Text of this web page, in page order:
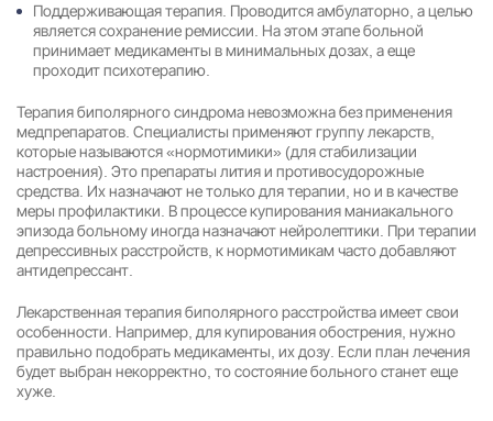
Поддерживающая терапия. Проводится амбулаторно, а целью
является сохранение ремиссии. На этом этапе больной
принимает медикаменты в минимальных дозах, а еще
проходит психотерапию.
Терапия биполярного синдрома невозможна без применения
медпрепаратов. Специалисты применяют группу лекарств,
которые называются «нормотимики» (для стабилизации
настроения). Это препараты лития и противосудорожные
средства. Их назначают не только для терапии, но и в качестве
меры профилактики. В процессе купирования маниакального
эпизода больному иногда назначают нейролептики. При терапии
депрессивных расстройств, к нормотимикам часто добавляют
антидепрессант.
Лекарственная терапия биполярного расстройства имеет свои
особенности. Например, для купирования обострения, нужно
правильно подобрать медикаменты, их дозу. Если план лечения
будет выбран некорректно, то состояние больного станет еще
хуже.